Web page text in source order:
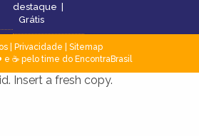
destaque |
Grátis
| Privacidade
Sitemap
☕ pelo time do EncontraBrasil
Insert a fresh copy.